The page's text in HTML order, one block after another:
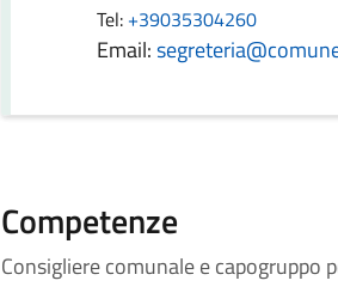
Tel: +39035304260
Email:
Competenze
Consigliere comunale e